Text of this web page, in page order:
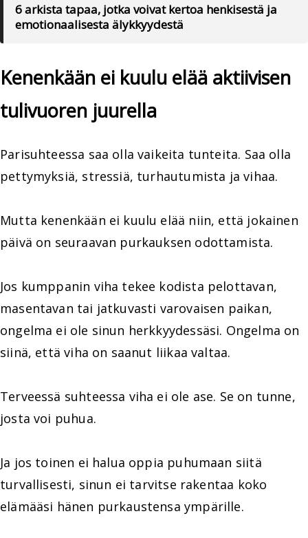
6 arkista tapaa, jotka voivat kertoa henkisestä ja
emotionaalisesta älykkyydestä
Kenenkään ei kuulu elää aktiivisen
tulivuoren juurella
Parisuhteessa saa olla vaikeita tunteita. Saa olla
pettymyksiä, stressiä, turhautumista ja vihaa.
Mutta kenenkään ei kuulu elää niin, että jokainen
päivä on seuraavan purkauksen odottamista.
Jos kumppanin viha tekee kodista pelottavan,
masentavan tai jatkuvasti varovaisen paikan,
ongelma ei ole sinun herkkyydessäsi. Ongelma on
siinä, että viha on saanut liikaa valtaa.
Terveessä suhteessa viha ei ole ase. Se on tunne,
josta voi puhua.
Ja jos toinen ei halua oppia puhumaan siitä
turvallisesti, sinun ei tarvitse rakentaa koko
elämääsi hänen purkaustensa ympärille.